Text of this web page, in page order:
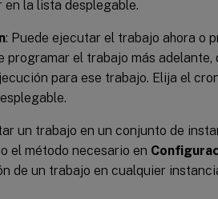
la lista desplegable.
: Puede ejecutar el trabajo ahora o
programar el trabajo más
para ese trabajo. Elija el
un trabajo en un conjunto de
el método necesario en
de un trabajo en cualquier